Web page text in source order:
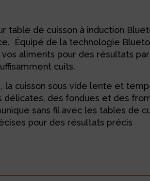
table de cuisson à induction
Équipé de la technologie
aliments pour des résultats
cuits.
la cuisson sous vide lente et
délicates, des fondues et des
sans fil avec les tables de
pour des résultats précis